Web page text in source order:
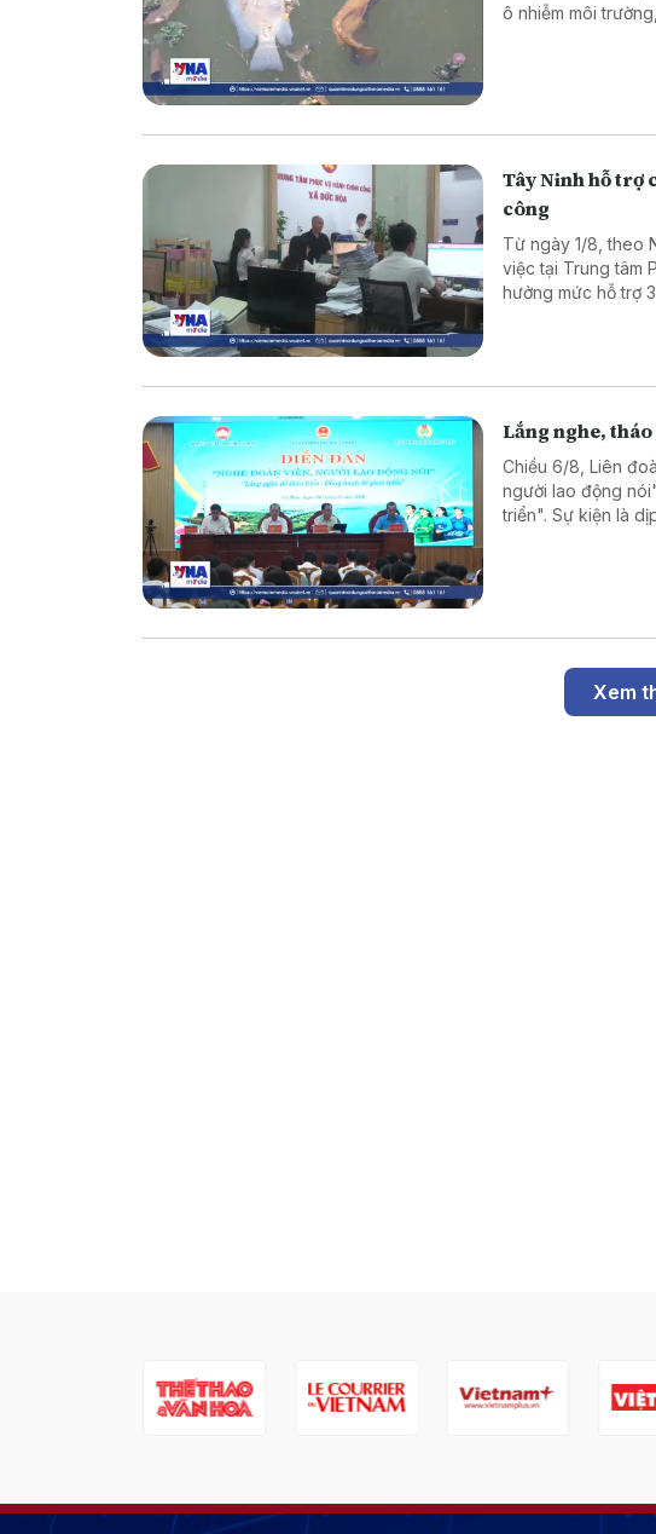
ô nhiễm môi
Tây Ninh hỗ trợ
công
Từ ngày 1/8, theo
việc tại Trung tâm
hưởng mức hỗ trợ
Lắng nghe,
Chiều 6/8, Liên
người lao động
triển". Sự kiện là
Xem